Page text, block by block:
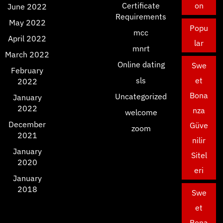
June 2022
May 2022
April 2022
March 2022
February
2022
January
2022
December
2021
January
2020
January
2018
Certificate
Requirements
mcc
mnrt
Online dating
sls
Uncategorized
welcome
zoom
on
Popu
lar
Swe
et
Bona
nza
Güve
nilir
Sitel
eri
Swe
et